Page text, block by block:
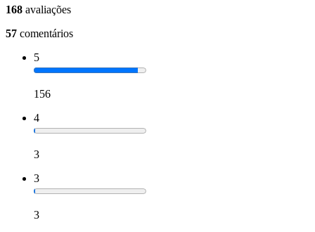
168 avaliações
57 comentários
5
156
4
3
3
3